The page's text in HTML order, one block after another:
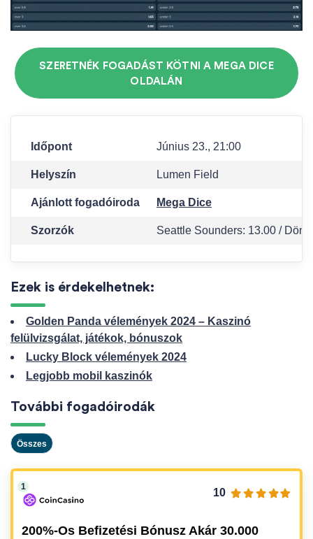
SZERETNÉK FOGADÁST KÖTNI A MEGA DICE
OLDALÁN
Időpont Június 23., 21:00
Helyszín Lumen Field
Ajánlott fogadóiroda Mega Dice
Szorzók Seattle Sounders: 13.00 /
Ezek is érdekelhetnek:
Golden Panda vélemények 2024 – Kaszinó
felülvizsgálat, játékok, bónuszok
Lucky Block vélemények 2024
Legjobb mobil kaszinók
További fogadóirodák
Összes
200%-Os Befizetési Bónusz Akár 30.000
10